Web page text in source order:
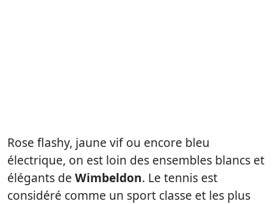
Rose flashy, jaune vif ou encore bleu
électrique, on est loin des ensembles blancs et
élégants de Wimbeldon. Le tennis est
considéré comme un sport classe et les plus